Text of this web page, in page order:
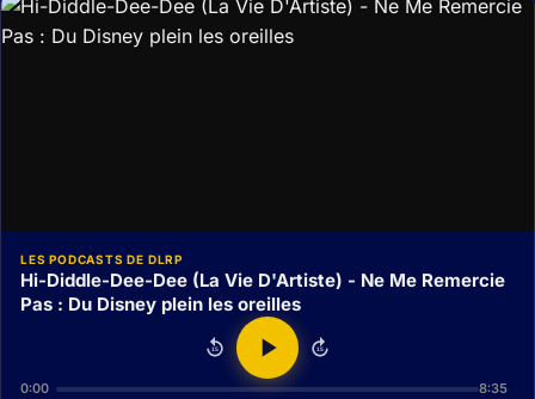
LES PODCASTS DE DLRP
Hi-Diddle-Dee-Dee (La Vie D'Artiste) - Ne Me Remercie
Pas : Du Disney plein les oreilles
15 15
0:00
8:35